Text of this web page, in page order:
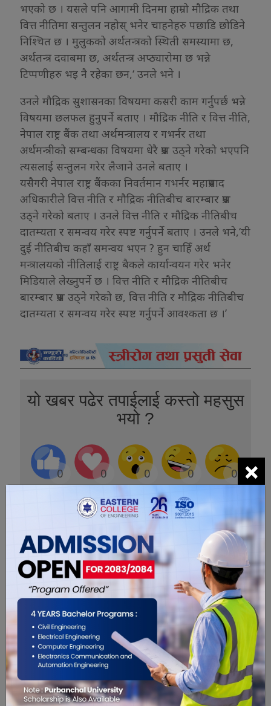
भएको छ । यसले पनि आगामी दिनमा हाम्रो मौद्रिक तथा
वित्त नीतिमा सन्तुलन नहोस् भनेर चाहनेहरु पछाडि छोडिने
निश्चित छ । मुलुकको अर्थतन्त्रको स्थिती समस्यामा छ,
अर्थतन्त्र दवाबमा छ, अर्थतन्त्र अप्ठ्यारोमा छ भन्ने
टिप्पणीहरु भइ नै रहेका छन,‘ उनले भने ।
उनले मौद्रिक सुशासनका विषयमा कसरी काम गर्नुपर्छ भन्ने
विषयमा छलफल हुनुपर्ने बताए । मौद्रिक नीति र वित्त नीति,
नेपाल राष्ट्र बैंक तथा अर्थमन्त्रालय र गभर्नर तथा
अर्थमन्त्रीको सम्बन्धका विषयमा धेरै प्रश्न उठ्ने गरेको भएपनि
त्यसलाई सन्तुलन गरेर लैजाने उनले बताए ।
यसैगरी नेपाल राष्ट्र बैंकका निवर्तमान गभर्नर महाप्रसाद
अधिकारीले वित्त नीति र मौद्रिक नीतिबीच बारम्बार प्रश्न
उठ्ने गरेको बताए । उनले वित्त नीति र मौद्रिक नीतिबीच
दातम्यता र समन्वय गरेर स्पष्ट गर्नुपर्ने बताए । उनले भने,‘यी
दुई नीतिबीच कहाँ समन्वय भएन ? हुन चाहिँ अर्थ
मन्त्रालयको नीतिलाई राष्ट्र बैकले कार्यान्वयन गरेर भनेर
मिडियाले लेख्नुपर्ने छ । वित्त नीति र मौद्रिक नीतिबीच
बारम्बार प्रश्न उठ्ने गरेको छ, वित्त नीति र मौद्रिक नीतिबीच
दातम्यता र समन्वय गरेर स्पष्ट गर्नुपर्ने आवश्कता छ ।’
यो खबर पढेर तपाईलाई कस्तो महसुस
भयो ?
0 0 0 0 0
0
सम्बंधित खबरहरु
×